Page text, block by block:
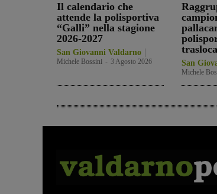
Il calendario che
attende la polisportiva
“Galli” nella stagione
2026-2027
San Giovanni Valdarno
Michele Bossini 3 Agosto 2026 San
Michele